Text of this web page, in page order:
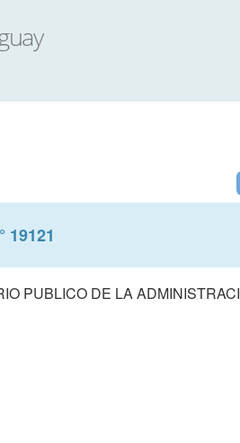
19121
PUBLICO DE LA